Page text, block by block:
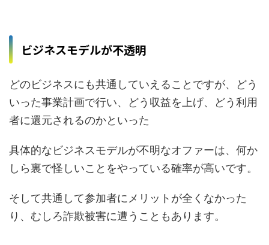
ビジネスモデルが不透明
どのビジネスにも共通していえることですが、どう
いった事業計画で行い、どう収益を上げ、どう利用
者に還元されるのかといった
具体的なビジネスモデルが不明なオファーは、何か
しら裏で怪しいことをやっている確率が高いです。
そして共通して参加者にメリットが全くなかった
り、むしろ詐欺被害に遭うこともあります。